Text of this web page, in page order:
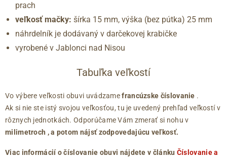
prach
veľkosť mačky: šírka 15 mm, výška (bez pútka) 25 mm
náhrdelník je dodávaný v darčekovej krabičke
vyrobené v Jablonci nad Nisou
Tabuľka veľkostí
Vo výbere veľkosti obuvi uvádzamefrancúzske číslovanie .
Ak si nie ste istý svojou veľkosťou, tu je uvedený prehľad veľkostí v
rôznych jednotkách. Odporúčame Vám zmerať si nohu v
milimetroch , a potom nájsť zodpovedajúcu veľkosť.
Viac informácií o číslovanie obuvi nájdete v článku Číslovanie a